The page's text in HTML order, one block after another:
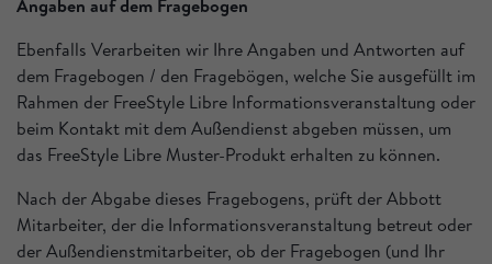
Angaben auf dem Fragebogen
Ebenfalls Verarbeiten wir Ihre Angaben und Antworten auf
dem Fragebogen / den Fragebögen, welche Sie ausgefüllt im
Rahmen der FreeStyle Libre Informationsveranstaltung oder
beim Kontakt mit dem Außendienst abgeben müssen, um
das FreeStyle Libre Muster-Produkt erhalten zu können.
Nach der Abgabe dieses Fragebogens, prüft der Abbott
Mitarbeiter, der die Informationsveranstaltung betreut oder
der Außendienstmitarbeiter, ob der Fragebogen (und Ihr